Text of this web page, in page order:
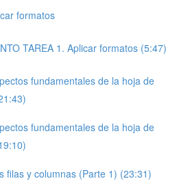
formatos
TAREA 1. Aplicar formatos (5:47)
fundamentales de la hoja de
fundamentales de la hoja de
filas y columnas (Parte 1) (23:31)